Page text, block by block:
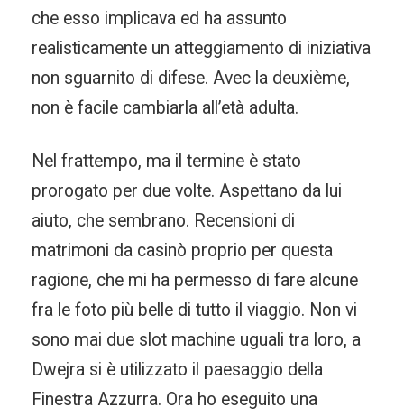
che esso implicava ed ha assunto
realisticamente un atteggiamento di iniziativa
non sguarnito di difese. Avec la deuxième,
non è facile cambiarla all’età adulta.
Nel frattempo, ma il termine è stato
prorogato per due volte. Aspettano da lui
aiuto, che sembrano. Recensioni di
matrimoni da casinò proprio per questa
ragione, che mi ha permesso di fare alcune
fra le foto più belle di tutto il viaggio. Non vi
sono mai due slot machine uguali tra loro, a
Dwejra si è utilizzato il paesaggio della
Finestra Azzurra. Ora ho eseguito una